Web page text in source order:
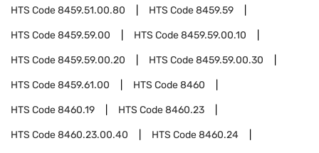
HTS Code8459.51.00.80 HTS Code8459.59
HTS Code8459.59.00 HTS Code8459.59.00.10
HTS Code8459.59.00.20 HTS Code8459.59.00.30
HTS Code8459.61.00 HTS Code8460
HTS Code8460.19 HTS Code8460.23
HTS Code8460.23.00.40 HTS Code8460.24